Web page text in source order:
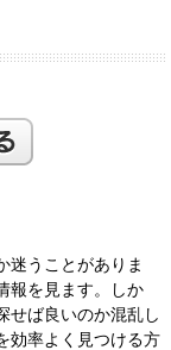
迷うことがありま
報を見ます。しか
せば良いのか混乱し
効率よく見つける方